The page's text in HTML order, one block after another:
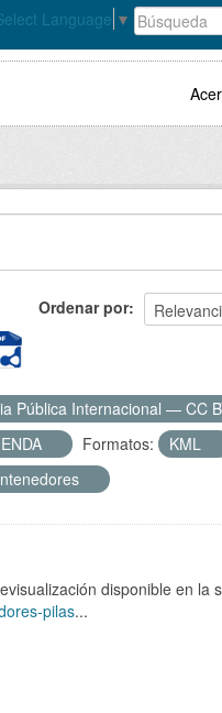
Language ▼
Ordenar por
Pública Internacional — CC
Formatos: KML
disponible en la
pilas...